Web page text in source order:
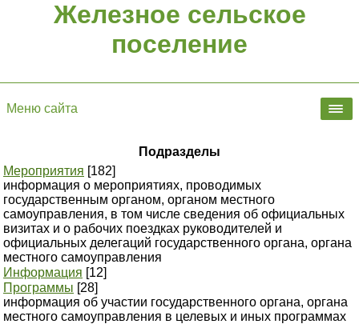
Железное сельское
поселение
Меню сайта
Подразделы
Мероприятия [182]
информация о мероприятиях, проводимых
государственным органом, органом местного
самоуправления, в том числе сведения об официальных
визитах и о рабочих поездках руководителей и
официальных делегаций государственного органа, органа
местного самоуправления
Информация [12]
Программы [28]
информация об участии государственного органа, органа
местного самоуправления в целевых и иных программах